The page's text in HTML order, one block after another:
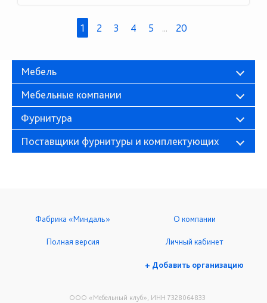
1 2 3 4 5 ... 20
Мебель
Мебельные компании
Фурнитура
Поставщики фурнитуры и комплектующих
ООО «Мебельный клуб», ИНН 7328064833
Фабрика «Миндаль» О компании
Полная версия Личный кабинет
+ Добавить организацию